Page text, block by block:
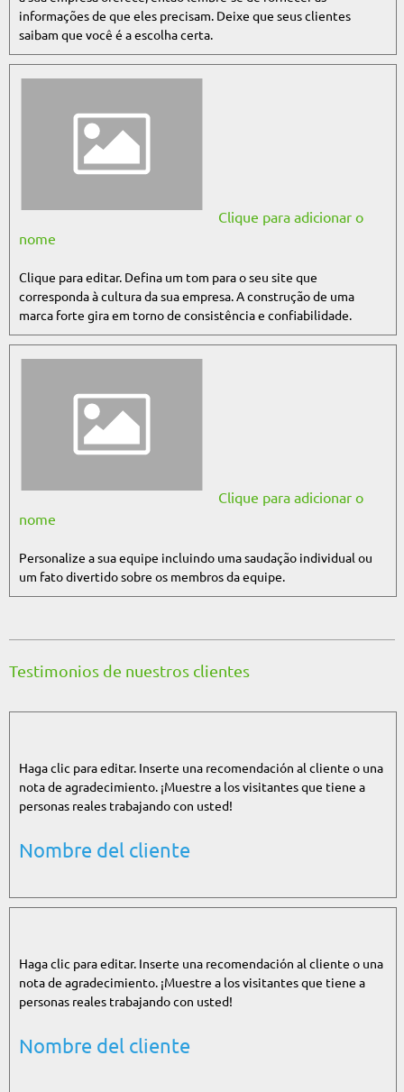
informações de que eles precisam. Deixe que seus clientes
saibam que você é a escolha certa.
Clique para adicionar o
nome
Clique para editar. Defina um tom para o seu site que
corresponda à cultura da sua empresa. A construção de uma
marca forte gira em torno de consistência e confiabilidade.
Clique para adicionar o
nome
Personalize a sua equipe incluindo uma saudação individual ou
um fato divertido sobre os membros da equipe.
Testimonios de nuestros clientes
Haga clic para editar. Inserte una recomendación al cliente o una
nota de agradecimiento. ¡Muestre a los visitantes que tiene a
personas reales trabajando con usted!
Nombre del cliente
Haga clic para editar. Inserte una recomendación al cliente o una
nota de agradecimiento. ¡Muestre a los visitantes que tiene a
personas reales trabajando con usted!
Nombre del cliente